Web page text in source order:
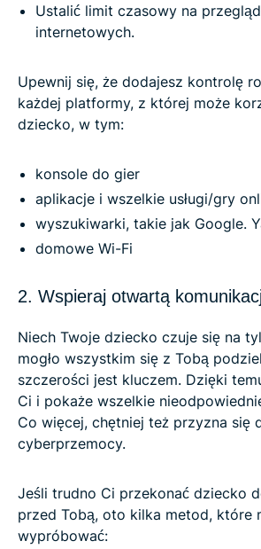
Ustalić limit czasowy na
internetowych.
Upewnij się, że dodajesz kontrolę
każdej platformy, z której może
dziecko, w tym:
konsole do gier
aplikacje i wszelkie usługi/gry
wyszukiwarki, takie jak Google.
domowe Wi-Fi
2. Wspieraj otwartą
Niech Twoje dziecko czuje się na
mogło wszystkim się z Tobą
szczerości jest kluczem. Dzięki
Ci i pokaże wszelkie
Co więcej, chętniej też przyzna się
cyberprzemocy.
Jeśli trudno Ci przekonać dziecko
przed Tobą, oto kilka metod, które
wypróbować: